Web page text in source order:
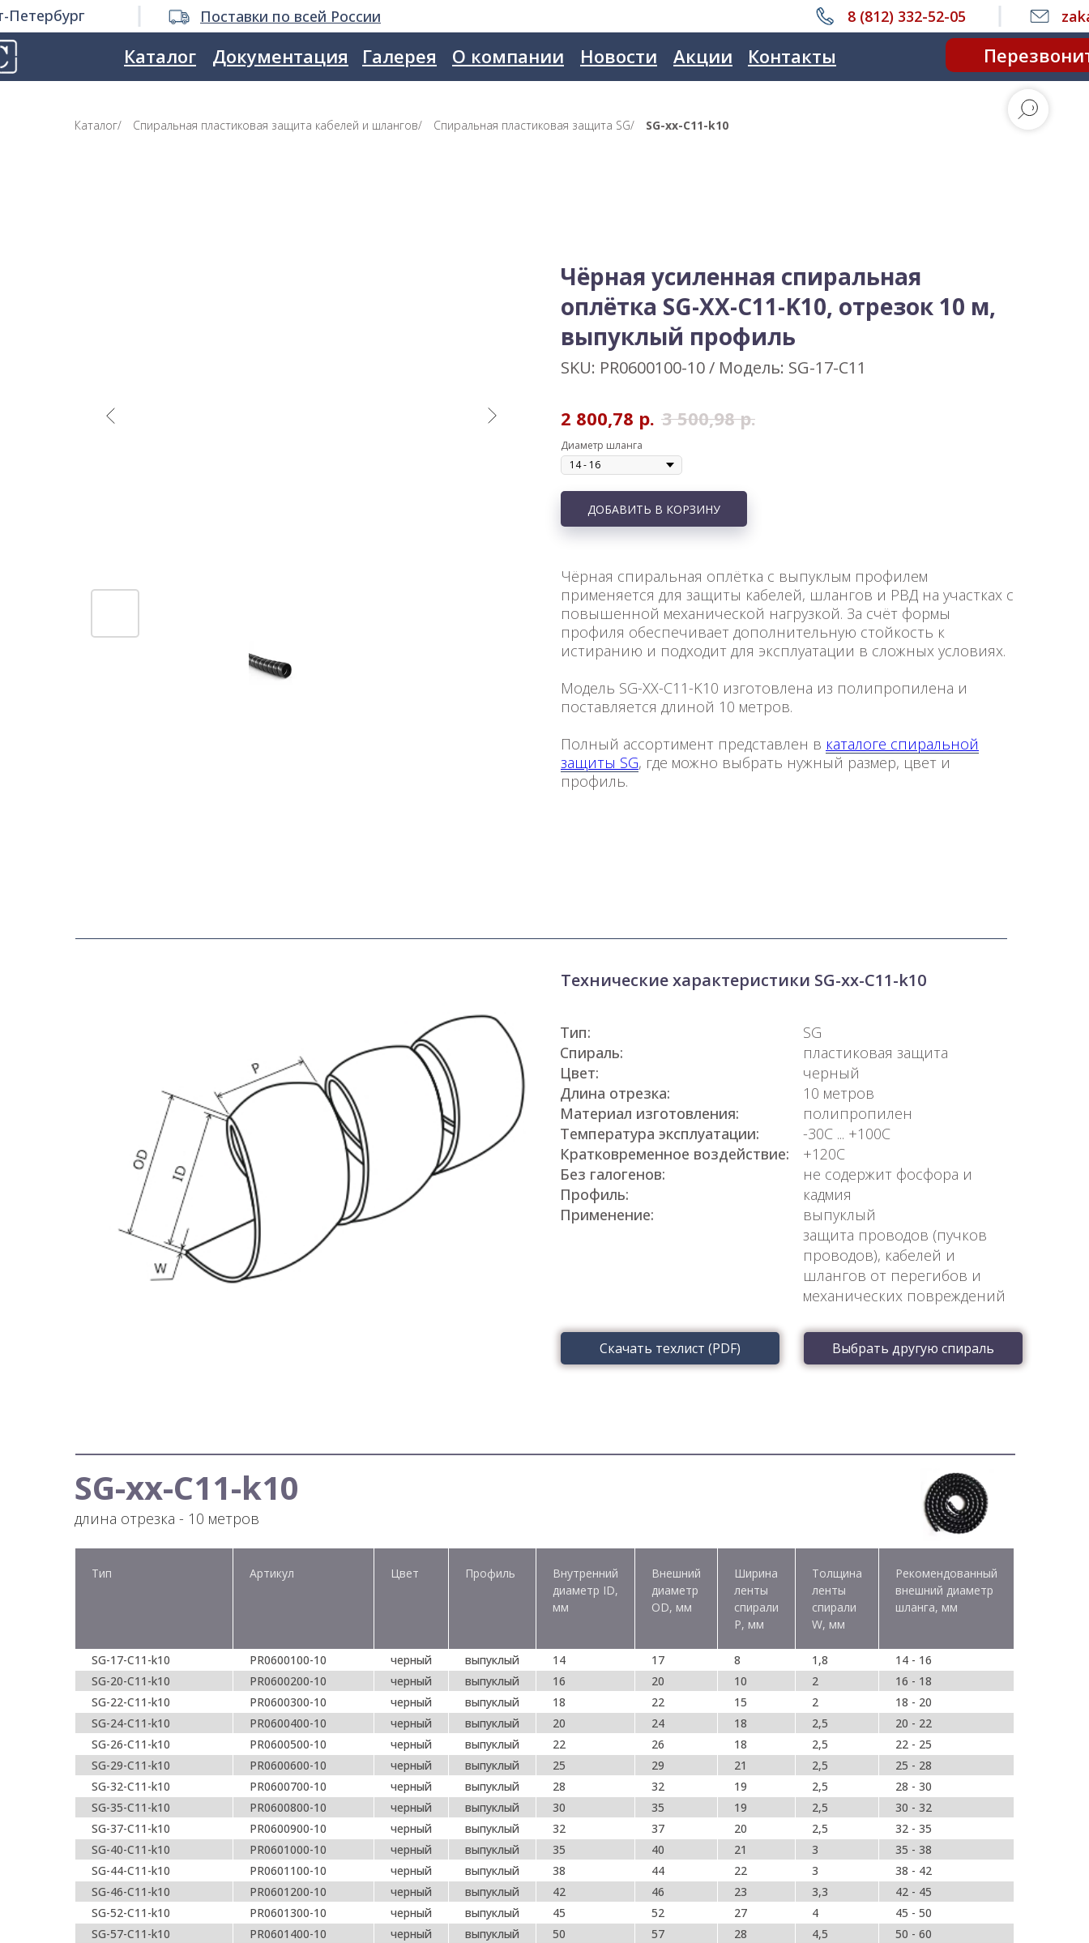
8 (812) 332-52-05
Поставки по всей России
Петербург
Контакты
Акции
Новости
О компании
Галерея
Документация
Каталог
Каталог/ Спиральная пластиковая защита кабелей и шлангов/ Спиральная пластиковая защита SG/ SG-xx-С11-k10
Чёрная усиленная спиральная
оплётка SG-XX-C11-K10, отрезок 10 м,
выпуклый профиль
SKU: PR0600100-10 / Модель: SG-17-C11
2 800,78 р. 3 500,98 р.
Диаметр шланга
ДОБАВИТЬ В КОРЗИНУ
Чёрная спиральная оплётка с выпуклым профилем
применяется для защиты кабелей, шлангов и РВД на участках с
повышенной механической нагрузкой. За счёт формы
профиля обеспечивает дополнительную стойкость к
истиранию и подходит для эксплуатации в сложных условиях.
Модель SG-XX-C11-K10 изготовлена из полипропилена и
поставляется длиной 10 метров.
Полный ассортимент представлен в каталоге спиральной
защиты SG, где можно выбрать нужный размер, цвет и
профиль.
Скачать техлист (PDF) Выбрать другую спираль
Технические характеристики SG-xx-С11-k10
SG
пластиковая защита
черный
10 метров
полипропилен
-30С ... +100С
+120С
не содержит фосфора и
кадмия
выпуклый
защита проводов (пучков
проводов), кабелей и
шлангов от перегибов и
механических повреждений
Тип:
Спираль:
Цвет:
Длина отрезка:
Материал изготовления:
Температура эксплуатации:
Кратковременное воздействие:
Без галогенов:
Профиль:
Применение:
SG-xx-С11-k10
длина отрезка - 10 метров
Тип Артикул Цвет Профиль
Внутренний
диаметр ID,
мм
Внешний
диаметр
OD, мм
Ширина
ленты
спирали
P, мм
Толщина
ленты
спирали
W, мм
Рекомендованный
внешний диаметр
шланга, мм
SG-17-C11-k10 PR0600100-10 черный выпуклый 14 17 8 1,8
14 - 16
SG-20-C11-k10
PR0600200-10 черный выпуклый 16 20 10 2
16 - 18
SG-22-C11-k10
PR0600300-10 черный выпуклый 18 22 15 2
18 - 20
SG-24-C11-k10
PR0600400-10 черный выпуклый 20 24 18 2,5
20 - 22
SG-26-C11-k10
PR0600500-10 черный выпуклый 22 26 18 2,5
22 - 25
SG-29-C11-k10
PR0600600-10 черный выпуклый 25 29 21 2,5
25 - 28
SG-32-C11-k10
PR0600700-10 черный выпуклый 28 32 19 2,5
28 - 30
SG-35-C11-k10
PR0600800-10 черный выпуклый 30 35 19 2,5
30 - 32
SG-37-C11-k10
PR0600900-10 черный выпуклый 32 37 20 2,5
32 - 35
SG-40-C11-k10
PR0601000-10 черный выпуклый 35 40 21 3
35 - 38
SG-44-C11-k10
PR0601100-10 черный выпуклый 38 44 22 3
38 - 42
SG-46-C11-k10
PR0601200-10 черный выпуклый 42 46 23 3,3
42 - 45
SG-52-C11-k10
PR0601300-10 черный выпуклый 45 52 27 4
45 - 50
SG-57-C11-k10
PR0601400-10 черный выпуклый 50 57 28 4,5
50 - 60